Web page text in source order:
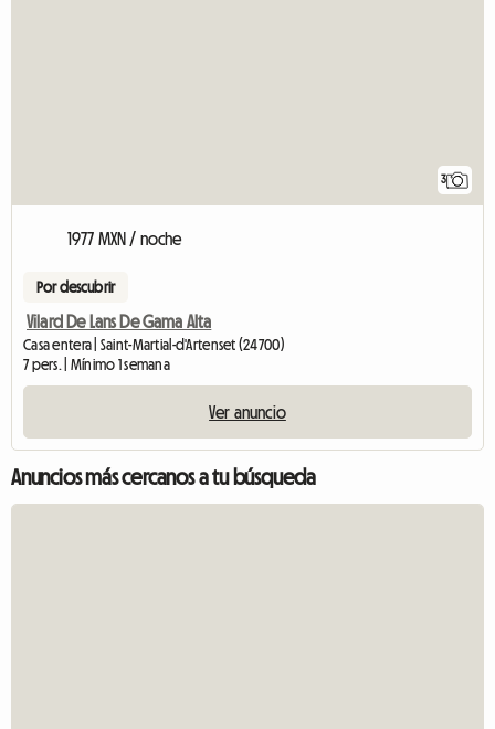
3
1977 MXN / noche
Por descubrir
Vilard De Lans De Gama Alta
Casa entera | Saint-Martial-d'Artenset (24700)
7 pers. | Mínimo 1 semana
Ver anuncio
Anuncios más cercanos a tu búsqueda